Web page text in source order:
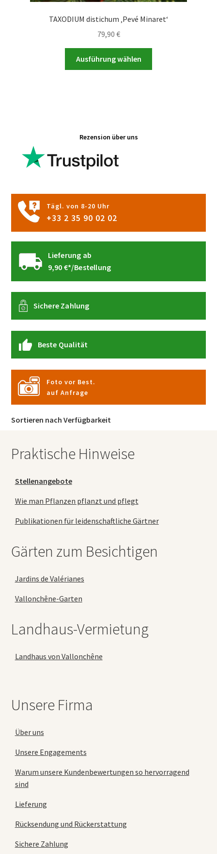
TAXODIUM distichum ‚Pevé Minaret‘
79,90 €
Ausführung wählen
Rezension über uns
Tägl. von 8-20 Uhr
+33 2 35 90 02 02
Lieferung ab
9,90 €*/Bestellung
Sichere Zahlung
Beste Qualität
Foto vor Best.
auf Anfrage
Sortieren nach Verfügbarkeit
Praktische Hinweise
Stellenangebote
Wie man Pflanzen pflanzt und pflegt
Publikationen für leidenschaftliche Gärtner
Gärten zum Besichtigen
Jardins de Valérianes
Vallonchêne-Garten
Landhaus-Vermietung
Landhaus von Vallonchêne
Unsere Firma
Über uns
Unsere Engagements
Warum unsere Kundenbewertungen so hervorragend
sind
Lieferung
Rücksendung und Rückerstattung
Sichere Zahlung